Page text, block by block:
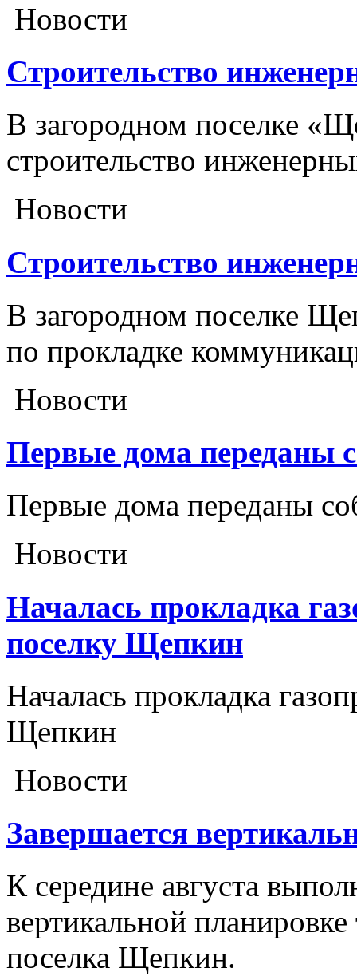
Новости
Строительство
В загородном поселке
строительство
Новости
Строительство
В загородном поселке
по прокладке
Новости
Первые дома переданы
Первые дома переданы
Новости
Началась прокладка
поселку Щепкин
Началась прокладка
Щепкин
Новости
Завершается
К середине августа
вертикальной
поселка Щепкин.